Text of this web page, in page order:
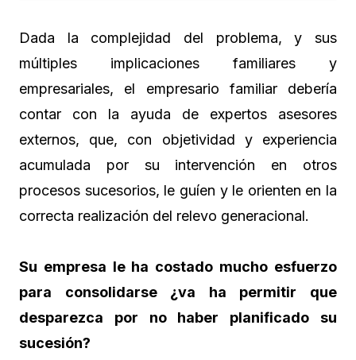
Dada la complejidad del problema, y sus
múltiples implicaciones familiares y
empresariales, el empresario familiar debería
contar con la ayuda de expertos asesores
externos, que, con objetividad y experiencia
acumulada por su intervención en otros
procesos sucesorios, le guíen y le orienten en la
correcta realización del relevo generacional.
Su empresa le ha costado mucho esfuerzo
para consolidarse ¿va ha permitir que
desparezca por no haber planificado su
sucesión?